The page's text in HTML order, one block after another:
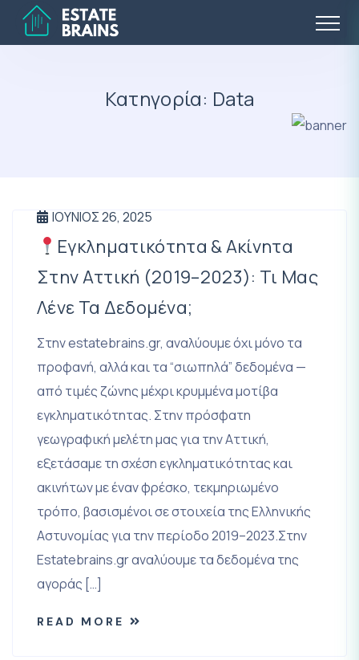
Κατηγορία: Data
ΙΟΎΝΙΟΣ 26, 2025
Εγκληματικότητα & Ακίνητα
Στην Αττική (2019–2023): Τι Μας
Λένε Τα Δεδομένα;
Στην estatebrains.gr, αναλύουμε όχι μόνο τα
προφανή, αλλά και τα “σιωπηλά” δεδομένα —
από τιμές ζώνης μέχρι κρυμμένα μοτίβα
εγκληματικότητας. Στην πρόσφατη
γεωγραφική μελέτη μας για την Αττική,
εξετάσαμε τη σχέση εγκληματικότητας και
ακινήτων με έναν φρέσκο, τεκμηριωμένο
τρόπο, βασισμένοι σε στοιχεία της Ελληνικής
Αστυνομίας για την περίοδο 2019–2023.Στην
Estatebrains.gr αναλύουμε τα δεδομένα της
αγοράς […]
READ MORE